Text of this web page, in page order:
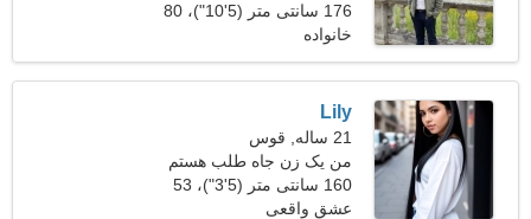
است
176 سانتی متر (5'10")، 80
کیلوگرم (176 پوند)
خانواده
Lily
21 ساله, قوس
من یک زن جاه طلب هستم
160 سانتی متر (5'3")، 53
کیلوگرم (116 پوند)
عشق واقعی